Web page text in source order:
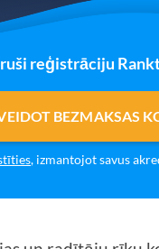
reģistrāciju
BEZMAKSAS
, izmantojot savus